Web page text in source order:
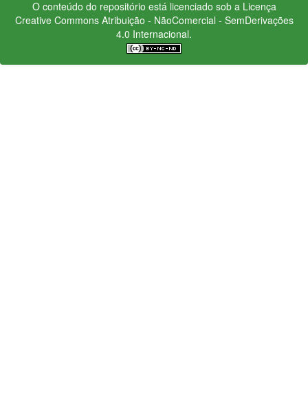
O conteúdo do repositório está licenciado sob a Licença
Creative CommonsAtribuição - NãoComercial - SemDerivações
4.0 Internacional.